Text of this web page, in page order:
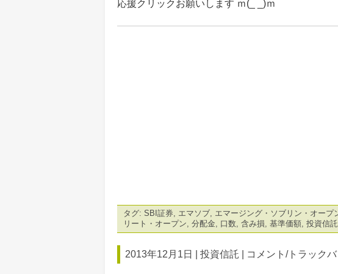
応援クリックお願いします ｍ(_ _)ｍ
タグ: SBI証券, エマソブ, エマージング・ソブリン・オープ
リート・オープン, 分配金, 口数, 含み損, 基準価額, 投資信託
2013年12月1日 | 投資信託 コメント/トラック